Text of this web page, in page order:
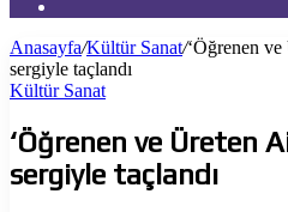
...
Anasayfa/Kültür Sanat/‘Öğrenen
sergiyle taçlandı
Kültür Sanat
‘Öğrenen ve Üreten
sergiyle taçlandı